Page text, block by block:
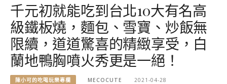
千元初就能吃到台北10大有名高
級鐵板燒，麵包、雪寶、炒飯無
限續，道道驚喜的精緻享受，白
蘭地鴨胸噴火秀更是一絕！
陳小可的吃喝玩樂專欄 MECOCUTE 2021-04-28